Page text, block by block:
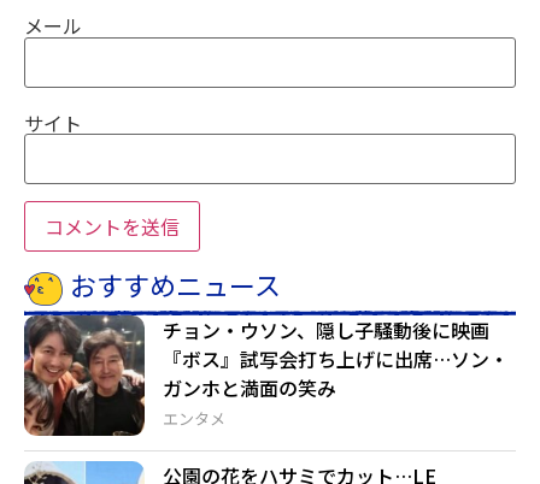
メール
サイト
おすすめニュース
エンタメ
チョン・ウソン、隠し子騒動後に映画
『ボス』試写会打ち上げに出席…ソン・
ガンホと満面の笑み
公園の花をハサミでカット…LE